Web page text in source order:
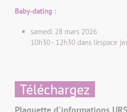
Baby-dating :
samedi 28 mars 2026
10h30 - 12h30 dans l'espace
Téléchargez